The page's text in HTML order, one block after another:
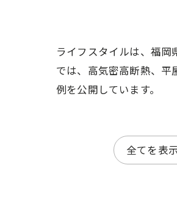
ライフスタイルは、福
では、高気密高断熱、
例を公開しています。
全てを表